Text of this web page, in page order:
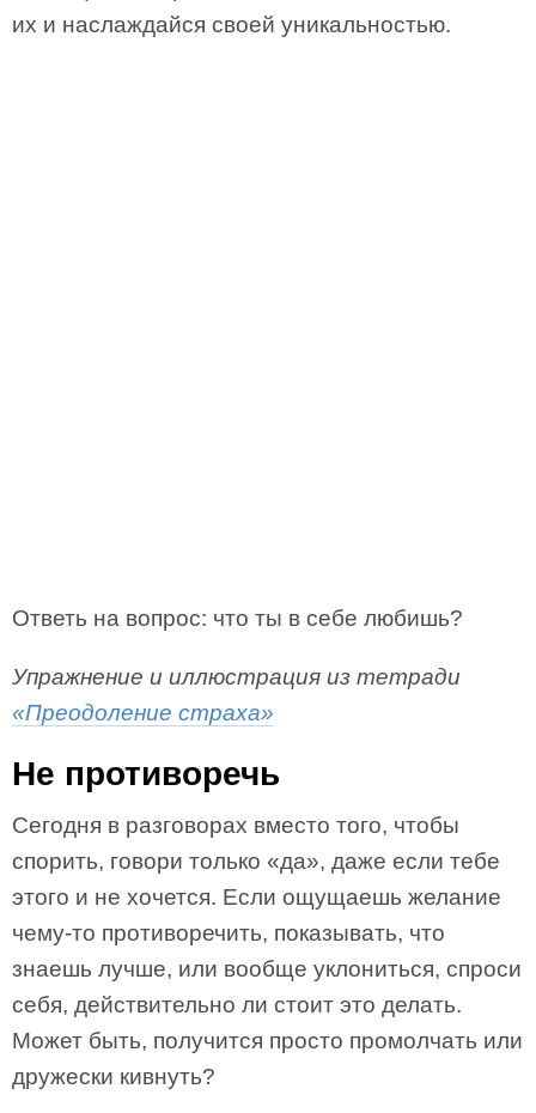
их и наслаждайся своей уникальностью.
Ответь на вопрос: что ты в себе любишь?
Упражнение и иллюстрация из тетради
«Преодоление страха»
Не противоречь
Сегодня в разговорах вместо того, чтобы
спорить, говори только «да», даже если тебе
этого и не хочется. Если ощущаешь желание
чему-то противоречить, показывать, что
знаешь лучше, или вообще уклониться, спроси
себя, действительно ли стоит это делать.
Может быть, получится просто промолчать или
дружески кивнуть?